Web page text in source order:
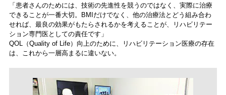
「患者さんのためには、技術の先進性を競うのではなく、実際に治療
できることが一番大切。BMIだけでなく、他の治療法とどう組み合わ
せれば、最良の効果がもたらされるかを考えることが、リハビリテー
ション専門医としての責任です」
QOL（Quality of Life）向上のために、リハビリテーション医療の存在
は、これから一層高まるに違いない。